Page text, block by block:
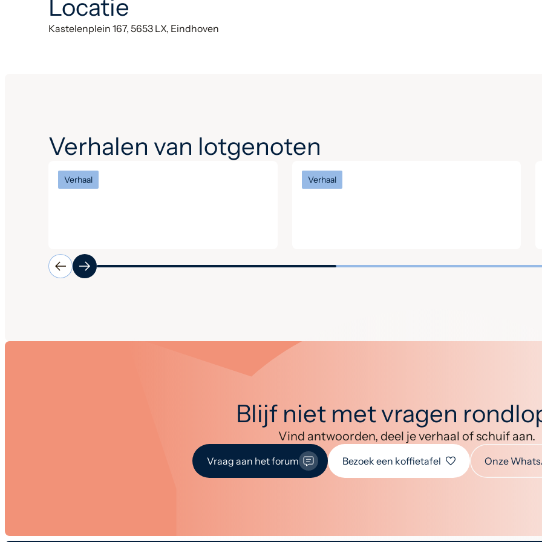
Locatie
Kastelenplein 167, 5653 LX, Eindhoven
Verhalen van lotgenoten
Verhaal Verhaal
Blijf niet met vragen
Vind antwoorden, deel je verhaal of schuif aan.
Vraag aan het forum Bezoek een koffietafel Onze